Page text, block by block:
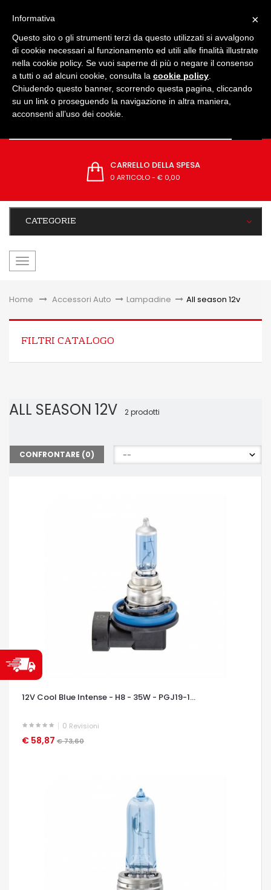
CARRELLO DELLA SPESA
0 ARTICOLO- € 0,00
CATEGORIE
navigazione
Home &gt;Accessori Auto > Lampadine > All season 12v
FILTRI CATALOGO
ALL SEASON 12V 2 prodotti
CONFRONTARE (0)
12V Cool Blue Intense - H8 - 35W - PGJ19-1...
0 Revisioni
€ 58,87 € 73,60
OCCHIATA VELOCE
×
Informativa
Questo sito o gli strumenti terzi da questo utilizzati si avvalgono
di cookie necessari al funzionamento ed utili alle finalità illustrate
nella cookie policy. Se vuoi saperne di più o negare il consenso
a tutti o ad alcuni cookie, consulta la cookie policy
Chiudendo questo banner, scorrendo questa pagina, cliccando
su un link o proseguendo la navigazione in altra maniera,
acconsenti all’uso dei cookie.